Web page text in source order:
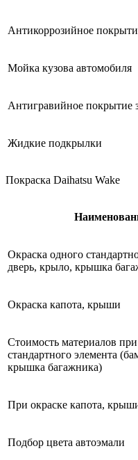
Антикоррозийное
Мойка кузова автомобиля
Антигравийное покрытие
Жидкие подкрылки
Покраска Daihatsu Wake
Окраска одного
дверь, крыло, крышка
Окраска капота, крыши
Стоимость материалов
стандартного элемента
крышка багажника)
При окраске капота,
Подбор цвета автоэмали